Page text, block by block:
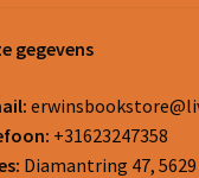
gegevens
+31623247358
Diamantring 47,